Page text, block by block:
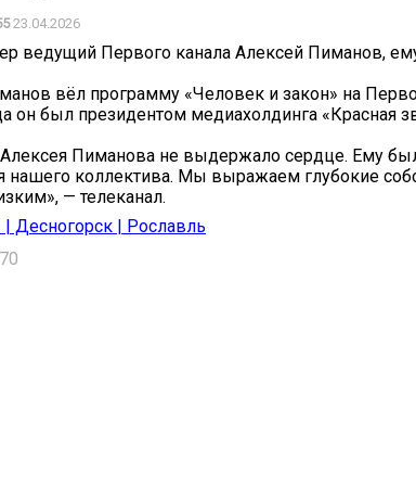
23.04.2026
ведущий Первого канала Алексей Пиманов,
вёл программу «Человек и закон» на
он был президентом медиахолдинга «Красная
Пиманова не выдержало сердце. Ему
нашего коллектива. Мы выражаем глубокие
— телеканал.
Десногорск | Рославль
70